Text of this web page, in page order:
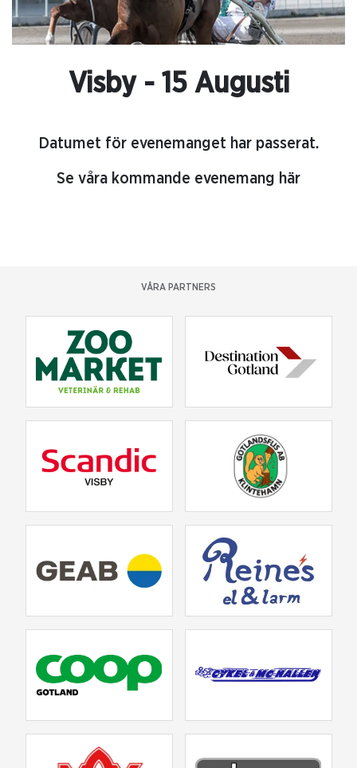
Visby - 15 Augusti
Datumet för evenemanget har passerat.
Se våra kommande evenemang här
VÅRA PARTNERS